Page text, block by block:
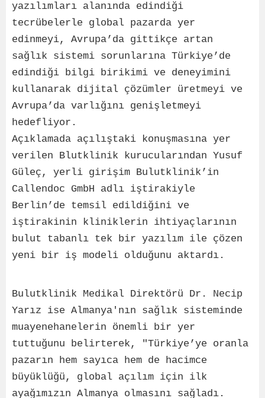
yazılımları alanında edindiği
tecrübelerle global pazarda yer
edinmeyi, Avrupa’da gittikçe artan
sağlık sistemi sorunlarına Türkiye’de
edindiği bilgi birikimi ve deneyimini
kullanarak dijital çözümler üretmeyi ve
Avrupa’da varlığını genişletmeyi
hedefliyor.
Açıklamada açılıştaki konuşmasına yer
verilen Blutklinik kurucularından Yusuf
Güleç, yerli girişim Bulutklinik’in
Callendoc GmbH adlı iştirakiyle
Berlin’de temsil edildiğini ve
iştirakinin kliniklerin ihtiyaçlarının
bulut tabanlı tek bir yazılım ile çözen
yeni bir iş modeli olduğunu aktardı.
Bulutklinik Medikal Direktörü Dr. Necip
Yarız ise Almanya'nın sağlık sisteminde
muayenehanelerin önemli bir yer
tuttuğunu belirterek, "Türkiye’ye oranla
pazarın hem sayıca hem de hacimce
büyüklüğü, global açılım için ilk
ayağımızın Almanya olmasını sağladı.